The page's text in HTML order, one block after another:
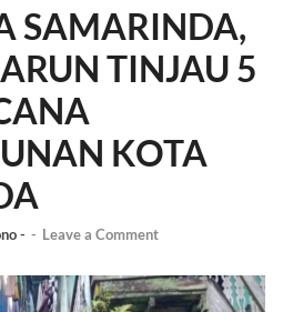
SAMARINDA,
TINJAU 5
KOTA
- - Leave a Comment